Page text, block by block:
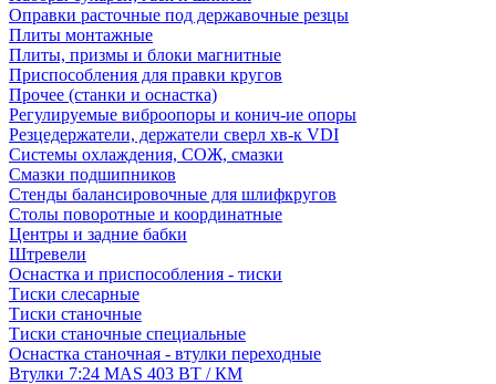
Оправки расточные под державочные резцы
Плиты монтажные
Плиты, призмы и блоки магнитные
Приспособления для правки кругов
Прочее (станки и оснастка)
Регулируемые виброопоры и конич-ие опоры
Резцедержатели, держатели сверл хв-к VDI
Системы охлаждения, СОЖ, смазки
Смазки подшипников
Стенды балансировочные для шлифкругов
Столы поворотные и координатные
Центры и задние бабки
Штревели
Оснастка и приспособления - тиски
Тиски слесарные
Тиски станочные
Тиски станочные специальные
Оснастка станочная - втулки переходные
Втулки 7:24 MAS 403 BT / КМ